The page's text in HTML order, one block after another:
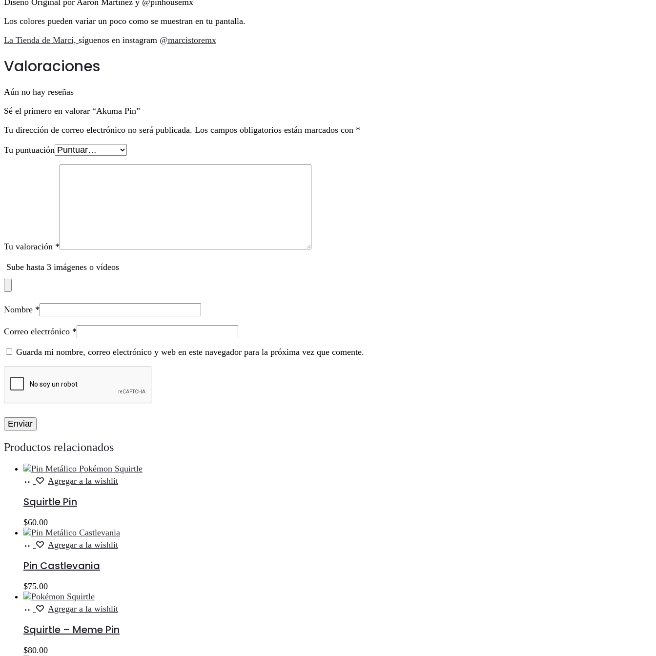
Los colores pueden variar un poco como se muestran en tu pantalla.
La Tienda de Marci, síguenos en instagram @marcistoremx
Valoraciones
Aún no hay reseñas
Sé el primero en valorar “Akuma Pin”
Tu dirección de correo electrónico no será publicada. Los campos obligatorios están marcados con *
Tu puntuación
Tu valoración *
Sube hasta 3 imágenes o vídeos
Nombre *
Correo electrónico *
Guarda mi nombre, correo electrónico y web en este navegador para la próxima vez que comente.
Productos relacionados
Añadir
carrito
Agregar a la wishlit
Squirtle Pin
$60.00
Añadir
carrito
Agregar a la wishlit
Pin Castlevania
$75.00
Añadir
carrito
Agregar a la wishlit
Squirtle – Meme Pin
$80.00